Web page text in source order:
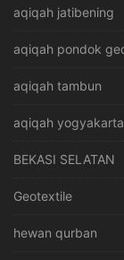
aqiqah jatibening
aqiqah pondok
aqiqah tambun
aqiqah yogyakarta
BEKASI SELATAN
Geotextile
hewan qurban